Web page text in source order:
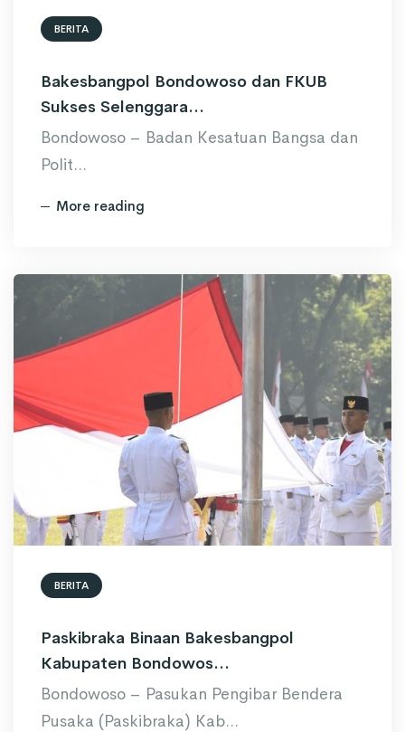
BERITA
Bakesbangpol Bondowoso dan FKUB
Sukses Selenggara...
Bondowoso – Badan Kesatuan Bangsa dan
Polit...
More reading
BERITA
Paskibraka Binaan Bakesbangpol
Kabupaten Bondowos...
Bondowoso – Pasukan Pengibar Bendera
Pusaka (Paskibraka) Kab...